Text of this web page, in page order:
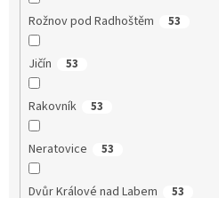
Rožnov pod Radhoštěm 53
Jičín 53
Rakovník 53
Neratovice 53
Dvůr Králové nad Labem 53